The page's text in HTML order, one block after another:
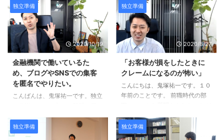
れはFPで起業が出来ればと思っ
ていますが、何からどのように始
めれば良いかも分かりません。」
というお悩みが届いたので回答し
ますね。 ＣＦＰの試験勉強をし
ているそうですが、集中できてい
ないそうです。 質問の全文はこ
ちらです。 Ｑ：「いずれＦＰで
起業したいけど、何から始めれば
良いか分からない！」 ペンネー
融の会社員で、いずれはFPで起
業が出来ればと思っていますが、
何からどのように始めれば良いか
推進してる会社のため、FPの仕
事もしていけたらと考えていま
す。」 というご相談が届きまし
た。 Ｑ：「副業でＦＰの仕事を
していけたらと考えています。」
ペンネーム：minami23さん 鬼塚
先生 いつもYouTube、メルマ
ガ、楽しんで拝見しております。
東京在住のminami23と申しま
す。 Facebookもフォロー申請出
在、某セ ...
独立準備
2020/10/19
金融機関で働いているた
め、ブログやSNSでの集客
を匿名でやりたい。
こんばんは、鬼塚祐一です。独立
ました。 現在は、金融機関に勤
務しているそうです。 Ｑ：「金
融機関で働いているため、ブログ
独立準備
2020/8/27
「お客様が損をしたときに
クレームになるのが怖い」
こんにちは、鬼塚祐一です。１０
年前のことです。 前職時代の部
ときにクレームになるのが怖い」
みたいなことを言っていました。
独立準備 独立準備